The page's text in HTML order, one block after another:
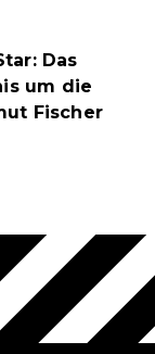
Das
um die
Fischer